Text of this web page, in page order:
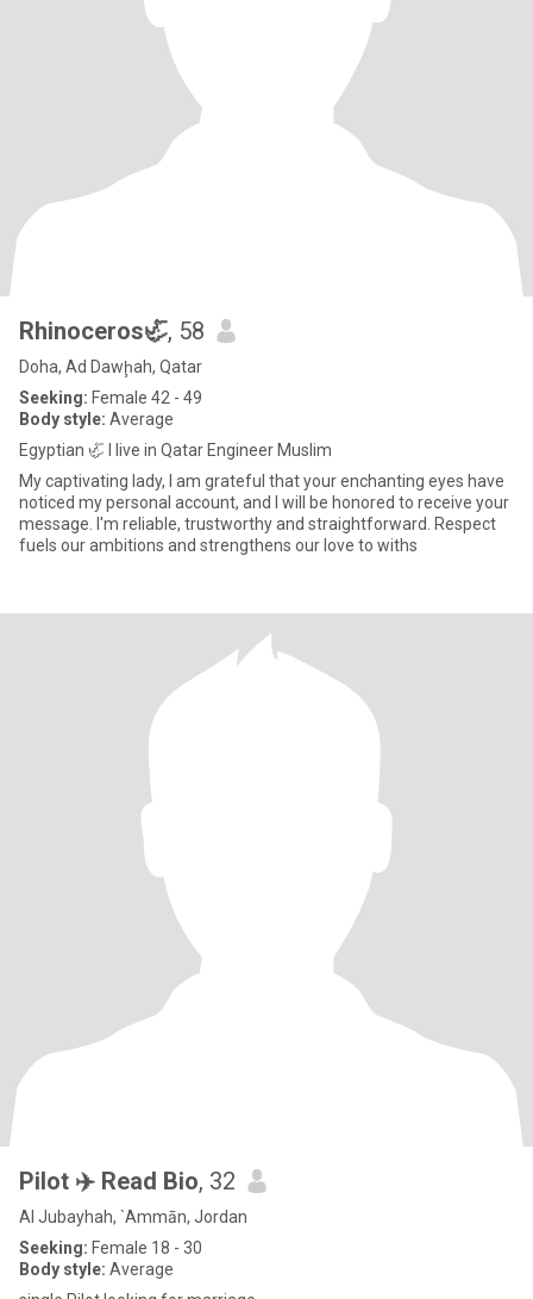
Rhinoceros🦏, 58
Doha, Ad Dawḩah, Qatar
Seeking: Female 42 - 49
Body style: Average
Egyptian 🦏 I live in Qatar Engineer Muslim
My captivating lady, I am grateful that your enchanting eyes have
noticed my personal account, and I will be honored to receive your
message. I'm reliable, trustworthy and straightforward. Respect
fuels our ambitions and strengthens our love to withs
Pilot ✈️ Read Bio, 32
Al Jubayhah, `Ammān, Jordan
Seeking: Female 18 - 30
Body style: Average